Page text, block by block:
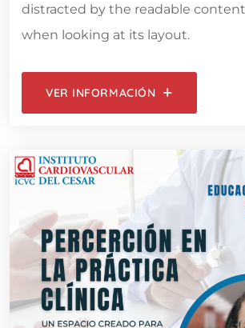
distracted by the readable
when looking at its layout.
VER INFORMACIÓN